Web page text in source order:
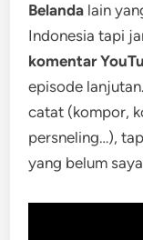
Belanda lain
Indonesia tapi
komentar
episode
catat (kompor,
persneling…),
yang belum